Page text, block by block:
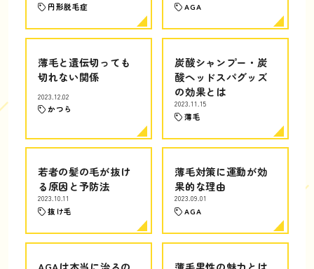
円形脱毛症 AGA
薄毛と遺伝切っても
切れない関係
2023.12.02
かつら
炭酸シャンプー・炭
酸ヘッドスパグッズ
の効果とは
2023.11.15
薄毛
若者の髪の毛が抜け
る原因と予防法
2023.10.11
抜け毛
薄毛対策に運動が効
果的な理由
2023.09.01
AGA